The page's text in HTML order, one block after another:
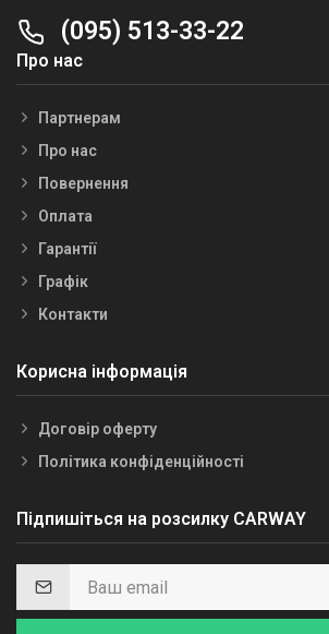
(095) 513-33-22
Про нас
Партнерам
Про нас
Повернення
Оплата
Гарантії
Графік
Контакти
Корисна інформація
Договір оферту
Політика конфіденційності
Підпишіться на розсилку CARWAY